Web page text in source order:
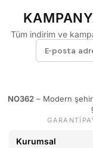
Tüm indirim ve
NO362 – Modern
Kurumsal